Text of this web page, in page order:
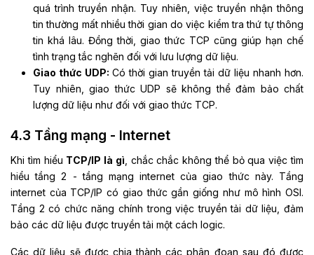
quá trình truyền nhận. Tuy nhiên, việc truyền nhận thông
tin thường mất nhiều thời gian do việc kiểm tra thứ tự thông
tin khá lâu. Đồng thời, giao thức TCP cũng giúp hạn chế
tình trạng tắc nghẽn đối với lưu lượng dữ liệu.
Giao thức UDP: Có thời gian truyền tải dữ liệu nhanh hơn.
Tuy nhiên, giao thức UDP sẽ không thể đảm bảo chất
lượng dữ liệu như đối với giao thức TCP.
4.3 Tầng mạng - Internet
Khi tìm hiểu TCP/IP là gì , chắc chắc không thể bỏ qua việc tìm
hiểu tầng 2 - tầng mạng internet của giao thức này. Tầng
internet của TCP/IP có giao thức gần giống như mô hình OSI.
Tầng 2 có chức năng chính trong việc truyền tải dữ liệu, đảm
bảo các dữ liệu được truyền tải một cách logic.
Các dữ liệu sẽ được chia thành các phân đoạn sau đó được